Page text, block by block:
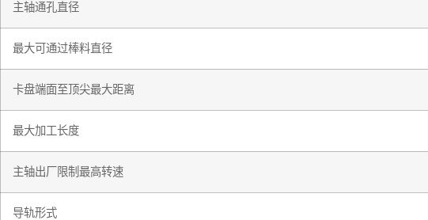
主轴通孔直径
最大可通过棒料直径
卡盘端面至顶尖最大距离
最大加工长度
主轴出厂限制最高转速
导轨形式